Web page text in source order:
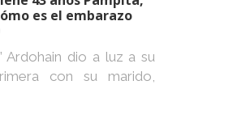
es el embarazo
Ardohain dio a luz a su
con su marido,